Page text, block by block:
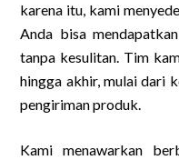
karena itu, kami
Anda bisa
tanpa kesulitan. Tim
hingga akhir, mulai dari
pengiriman produk.
Kami menawarkan